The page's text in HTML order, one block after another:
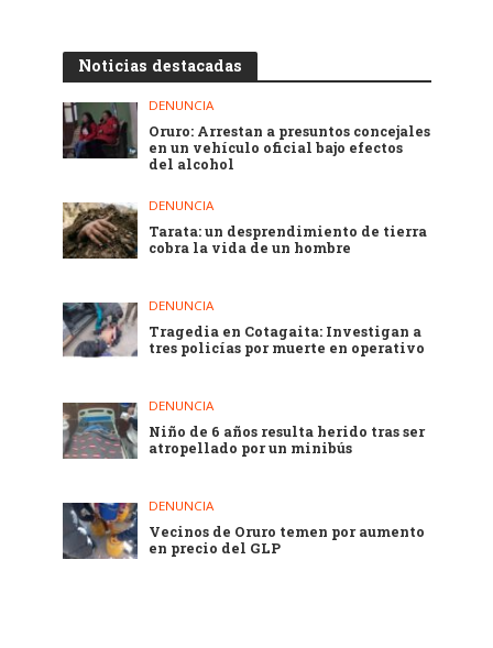
Noticias destacadas
DENUNCIA
Oruro: Arrestan a presuntos concejales
en un vehículo oficial bajo efectos
del alcohol
DENUNCIA
Tarata: un desprendimiento de tierra
cobra la vida de un hombre
DENUNCIA
Tragedia en Cotagaita: Investigan a
tres policías por muerte en operativo
DENUNCIA
Niño de 6 años resulta herido tras ser
atropellado por un minibús
DENUNCIA
Vecinos de Oruro temen por aumento
en precio del GLP